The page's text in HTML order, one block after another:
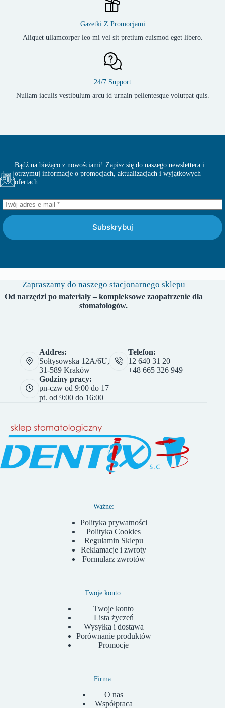
Gazetki Z Promocjami
Aliquet ullamcorper leo mi vel sit pretium euismod eget libero.
24/7 Support
Nullam iaculis vestibulum arcu id urnain pellentesque volutpat quis.
Bądź na bieżąco z nowościami! Zapisz się do naszego newslettera i
otrzymuj informacje o promocjach, aktualizacjach i wyjątkowych
ofertach.
Subskrybuj
Zapraszamy do naszego stacjonarnego sklepu
Od narzędzi po materiały – kompleksowe zaopatrzenie dla
stomatologów.
Addres:
Sołtysowska 12A/6U,
31-589 Kraków
Telefon:
12 640 31 20
+48 665 326 949
Godziny pracy:
pn-czw od 9:00 do 17
pt. od 9:00 do 16:00
Ważne:
Polityka prywatności
Polityka Cookies
Regulamin Sklepu
Reklamacje i zwroty
Formularz zwrotów
Twoje konto:
Twoje konto
Lista życzeń
Wysyłka i dostawa
Porównanie produktów
Promocje
Firma:
O nas
Współpraca